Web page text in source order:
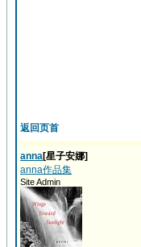
返回页首
anna[星子安娜]
anna作品集
Site Admin